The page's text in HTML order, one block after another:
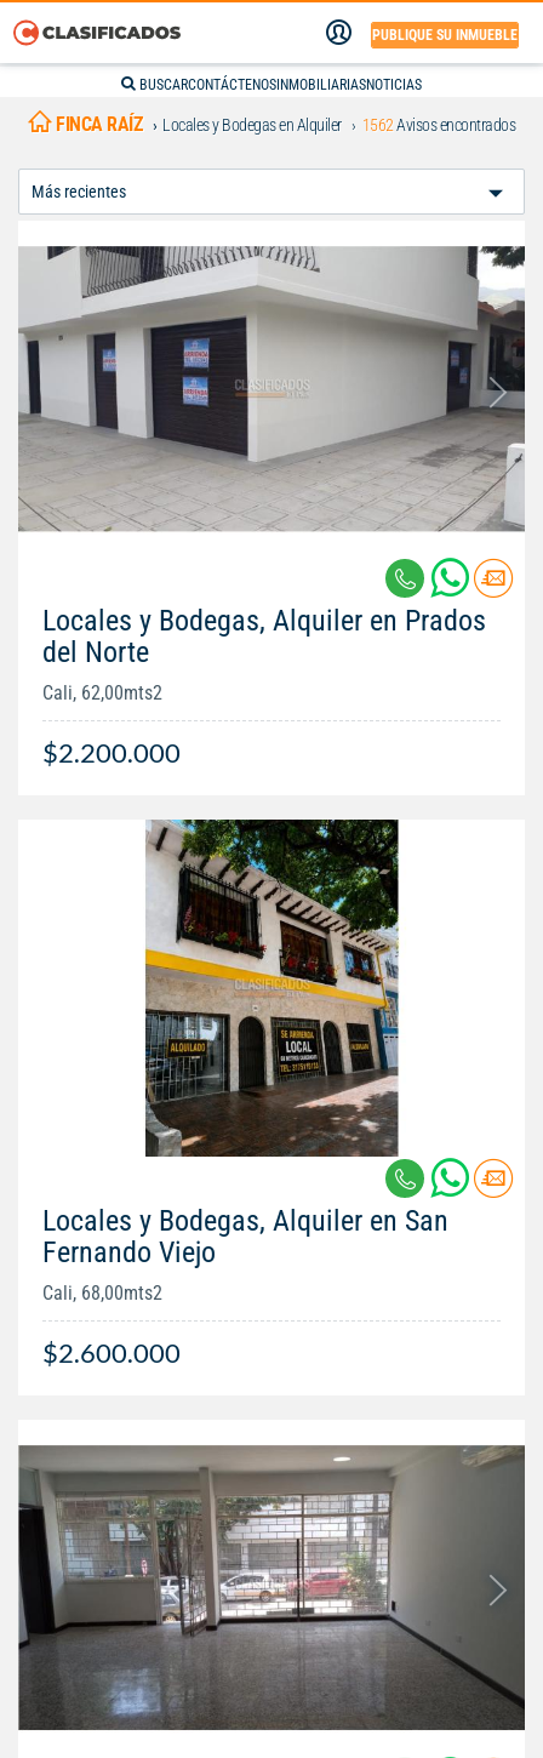
PUBLIQUE SU INMUEBLE
BUSCARCONTÁCTENOS INMOBILIARIASNOTICIAS
FINCA RAÍZ Locales y Bodegas en Alquiler 1562Avisos encontrados
Locales y Bodegas, Alquiler en Prados
del Norte
Cali, 62,00mts2
$2.200.000
Locales y Bodegas, Alquiler en San
Fernando Viejo
Cali, 68,00mts2
$2.600.000